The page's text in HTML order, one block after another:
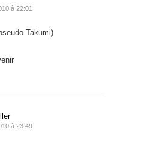
à 22:01
Takumi)
à 23:49